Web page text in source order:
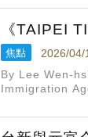
塔位、點燈及香
《TAIPEI
焦點 2026/04/
By Lee Wen-
Immigration